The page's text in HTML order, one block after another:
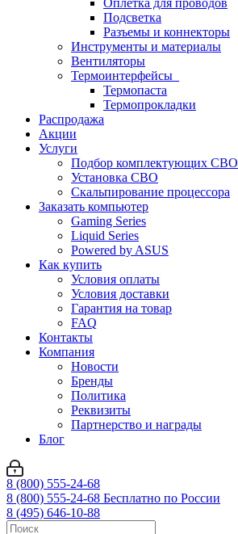
Оплетка для проводов
Подсветка
Разъемы и коннекторы
Инструменты и материалы
Вентиляторы
Термоинтерфейсы
Термопаста
Термопрокладки
Распродажа
Акции
Услуги
Подбор комплектующих СВО
Установка СВО
Скальпирование процессора
Заказать компьютер
Gaming Series
Liquid Series
Powered by ASUS
Как купить
Условия оплаты
Условия доставки
Гарантия на товар
FAQ
Контакты
Компания
Новости
Бренды
Политика
Реквизиты
Партнерство и награды
Блог
8 (800) 555-24-68
8 (800) 555-24-68 Бесплатно по России
8 (495) 646-10-88